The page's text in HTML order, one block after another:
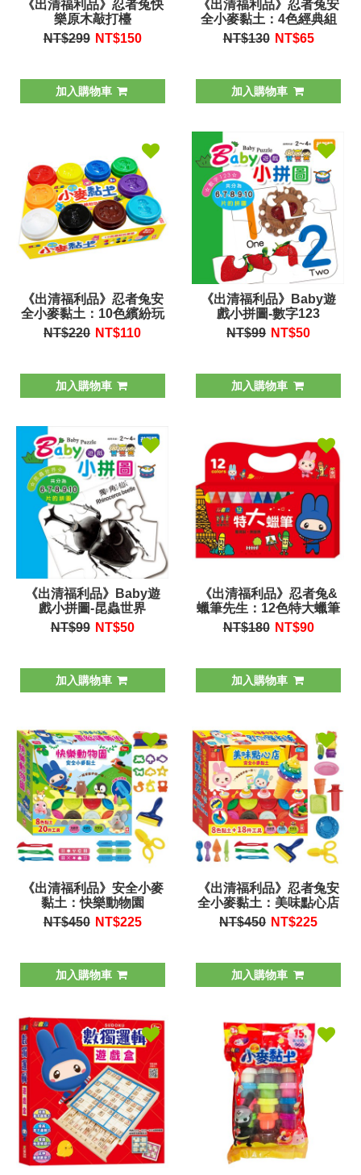
《出清福利品》忍者兔快
樂原木敲打檯
NT$299 NT$150
加入購物車
《出清福利品》忍者兔安
全小麥黏土：4色經典組
NT$130 NT$65
加入購物車
《出清福利品》忍者兔安
全小麥黏土：10色繽紛玩
樂組
NT$220 NT$110
加入購物車
《出清福利品》Baby遊
戲小拼圖-數字123
NT$99 NT$50
加入購物車
《出清福利品》Baby遊
戲小拼圖-昆蟲世界
NT$99 NT$50
加入購物車
《出清福利品》忍者兔&
蠟筆先生：12色特大蠟筆
NT$180 NT$90
加入購物車
《出清福利品》安全小麥
黏土：快樂動物園
NT$450 NT$225
加入購物車
《出清福利品》忍者兔安
全小麥黏土：美味點心店
NT$450 NT$225
加入購物車